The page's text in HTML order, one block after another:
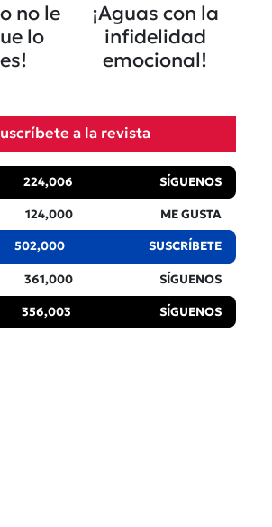
no le
lo
¡Aguas con la
infidelidad
emocional!
a la revista
224,006 SÍGUENOS
124,000 ME GUSTA
502,000 SUSCRÍBETE
361,000 SÍGUENOS
356,003 SÍGUENOS